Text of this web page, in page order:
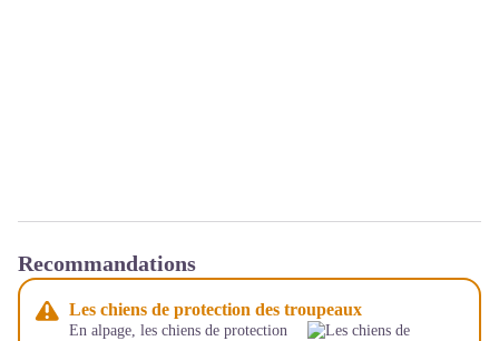
Recommandations
Les chiens de protection des troupeaux
En alpage, les chiens de protection